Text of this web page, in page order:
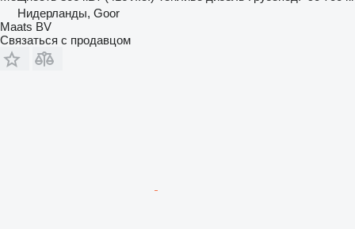
Нидерланды, Goor
Maats BV
Связаться с продавцом